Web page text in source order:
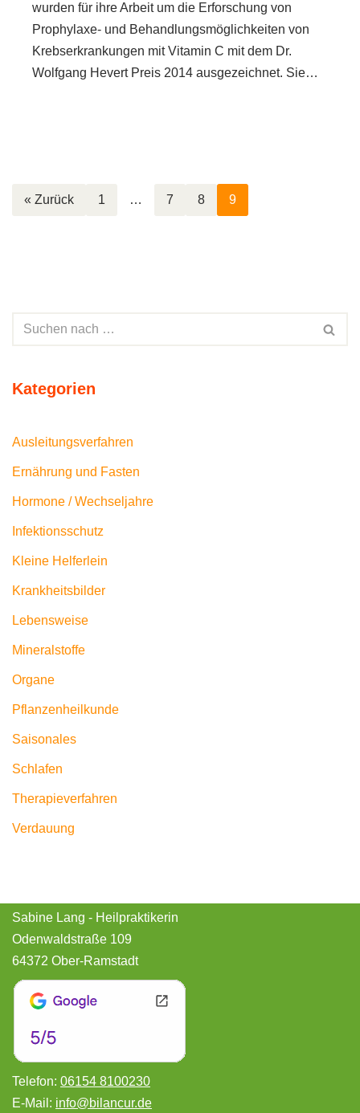
wurden für ihre Arbeit um die Erforschung von
Prophylaxe- und Behandlungsmöglichkeiten von
Krebserkrankungen mit Vitamin C mit dem Dr.
Wolfgang Hevert Preis 2014 ausgezeichnet. Sie…
« Zurück 1 … 7 8 9
Kategorien
Ausleitungsverfahren
Ernährung und Fasten
Hormone / Wechseljahre
Infektionsschutz
Kleine Helferlein
Krankheitsbilder
Lebensweise
Mineralstoffe
Organe
Pflanzenheilkunde
Saisonales
Schlafen
Therapieverfahren
Verdauung
Sabine Lang - Heilpraktikerin
Odenwaldstraße 109
64372 Ober-Ramstadt
Telefon: 06154 8100230
E-Mail: info@bilancur.de